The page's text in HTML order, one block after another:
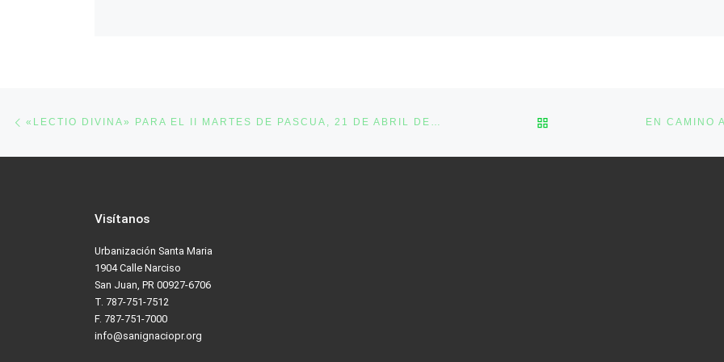
Post navigation «LECTIO DIVINA» PARA EL II MARTES DE PASCUA, 21 DE ABRIL DE 2020 BACK TO POST LIST
Visítanos
Urbanización Santa Maria
1904 Calle Narciso
San Juan, PR 00927-6706
T. 787-751-7512
F. 787-751-7000
info@sanignaciopr.org